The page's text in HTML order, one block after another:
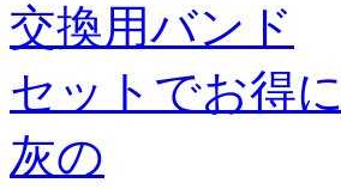
交換用バンド
セットでお得に
灰の